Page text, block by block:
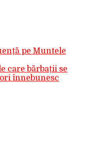
pe Muntele
care bărbații se
înnebunesc